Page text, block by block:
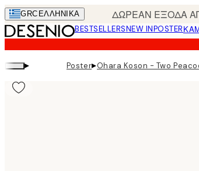
Skip
to
main
content.
GRC ΕΛΛΗΝΙΚΆ ΔΩΡΕΑΝ ΕΞΟΔΑ
BESTSELLERSNEW INPOSTER
▸ Poster▸Ohara Koson - Two